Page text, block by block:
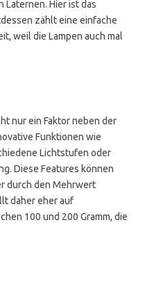
Laternen. Hier ist das
zählt eine einfache
weil die Lampen auch mal
nur ein Faktor neben der
Funktionen wie
Lichtstufen oder
Diese Features können
durch den Mehrwert
daher eher auf
100 und 200 Gramm, die